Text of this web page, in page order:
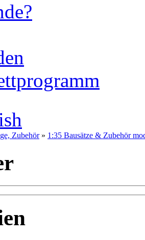
Zubehör» 1:35 Bausätze & Zubehör